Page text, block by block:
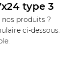
type 3
nos produits ?
ci-dessous.